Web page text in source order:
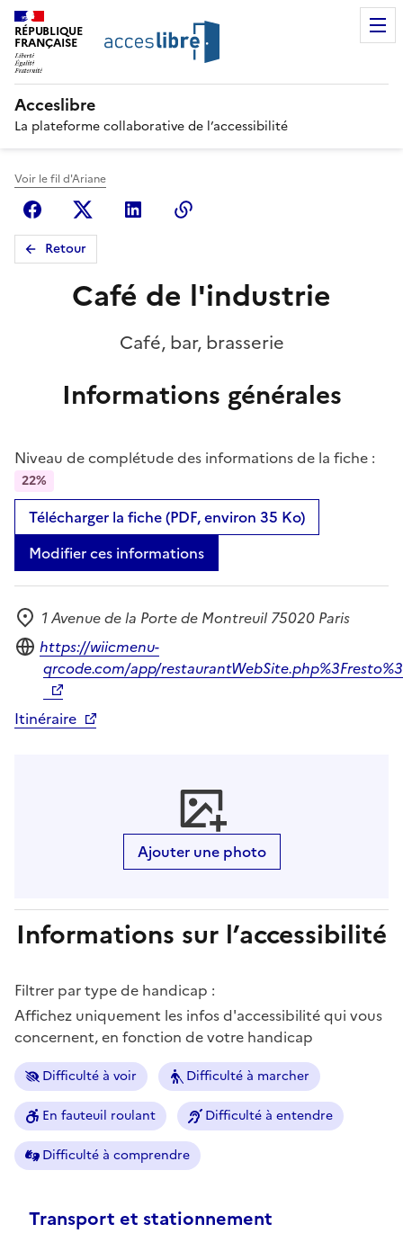
RÉPUBLIQUE
FRANÇAISE
Acceslibre
La plateforme collaborative de l’accessibilité
Voir le fil d'Ariane
FacebookX (anciennement Twitter)
Linkedin
Retour
Café de l'industrie
Café, bar, brasserie
Informations générales
Niveau de complétude des informations de la fiche :
22%
Télécharger la fiche (PDF, environ 35 Ko)
Modifier ces informations
Adresse
1 Avenue de la Porte de Montreuil 75020 Paris
Site internet
https://wiicmenu-
qrcode.com/app/
Itinéraire
Ajouter une photo
Informations sur l’accessibilité
Filtrer par type de handicap :
Affichez uniquement les infos d'accessibilité qui vous
concernent, en fonction de votre handicap
Difficulté à voir Difficulté à marcher
En fauteuil roulant Difficulté à entendre
Difficulté à comprendre
Transport et stationnement